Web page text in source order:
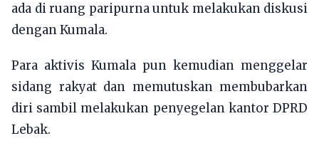
ada di ruang paripurna untuk melakukan diskusi
dengan Kumala.
Para aktivis Kumala pun kemudian menggelar
sidang rakyat dan memutuskan membubarkan
diri sambil melakukan penyegelan kantor DPRD
Lebak.